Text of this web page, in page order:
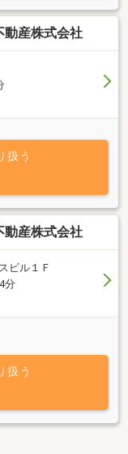
産株式会社
扱う
産株式会社
ビル１Ｆ
分
扱う